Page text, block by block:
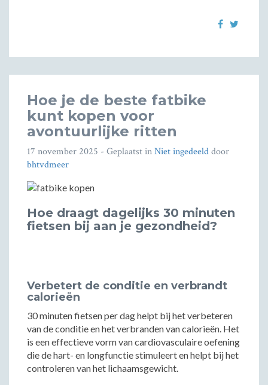
Hoe je de beste fatbike
kunt kopen voor
avontuurlijke ritten
17 november 2025 - Geplaatst inNiet ingedeelddoor
bhtvdmeer
Hoe draagt dagelijks 30 minuten
fietsen bij aan je gezondheid?
Verbetert de conditie en verbrandt
calorieën
30 minuten fietsen per dag helpt bij het verbeteren
van de conditie en het verbranden van calorieën. Het
is een effectieve vorm van cardiovasculaire oefening
die de hart- en longfunctie stimuleert en helpt bij het
controleren van het lichaamsgewicht.